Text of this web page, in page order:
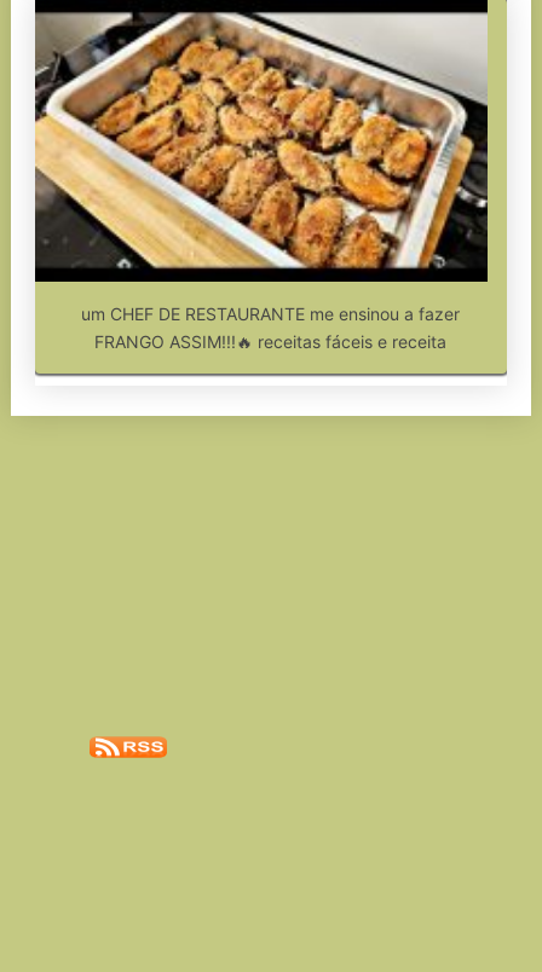
um CHEF DE RESTAURANTE me ensinou a fazer
FRANGO ASSIM!!!🔥 receitas fáceis e receita